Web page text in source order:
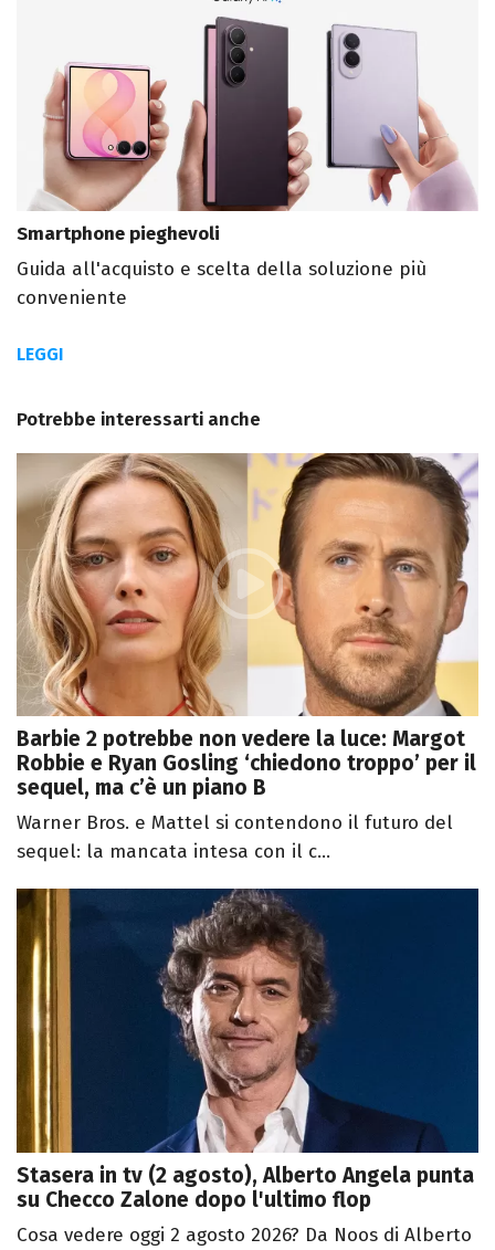
Smartphone pieghevoli
Guida all'acquisto e scelta della soluzione più
conveniente
LEGGI
Potrebbe interessarti anche
Barbie 2 potrebbe non vedere la luce: Margot
Robbie e Ryan Gosling ‘chiedono troppo’ per il
sequel, ma c’è un piano B
Warner Bros. e Mattel si contendono il futuro del
sequel: la mancata intesa con il c...
Stasera in tv (2 agosto), Alberto Angela punta
su Checco Zalone dopo l'ultimo flop
Cosa vedere oggi 2 agosto 2026? Da Noos di Alberto